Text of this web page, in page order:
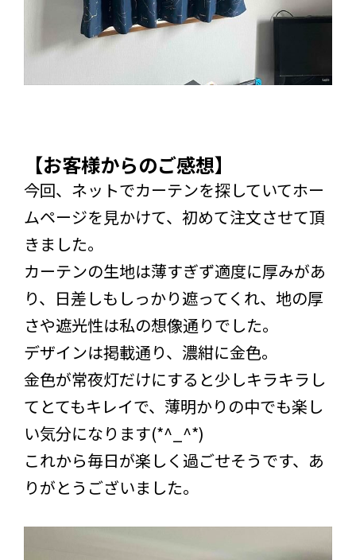
【お客様からのご感想】
今回、ネットでカーテンを探していてホー
ムページを見かけて、初めて注文させて頂
きました。
カーテンの生地は薄すぎず適度に厚みがあ
り、日差しもしっかり遮ってくれ、地の厚
さや遮光性は私の想像通りでした。
デザインは掲載通り、濃紺に金色。
金色が常夜灯だけにすると少しキラキラし
てとてもキレイで、薄明かりの中でも楽し
い気分になります(*^_^*)
これから毎日が楽しく過ごせそうです、あ
りがとうございました。